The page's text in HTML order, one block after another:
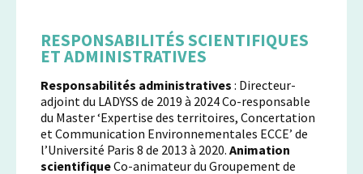
RESPONSABILITÉS SCIENTIFIQUES
ET ADMINISTRATIVES
Responsabilités administratives : Directeur-
adjoint du LADYSS de 2019 à 2024 Co-responsable
du Master ‘Expertise des territoires, Concertation
et Communication Environnementales ECCE’ de
l’Université Paris 8 de 2013 à 2020. Animation
scientifiqueCo-animateur du Groupement de